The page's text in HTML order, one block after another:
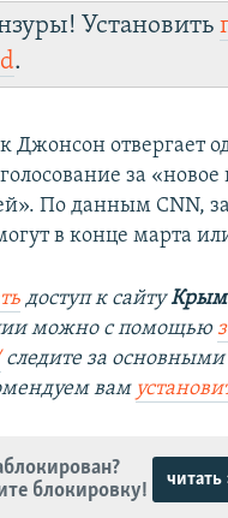
Установить
.
Джонсон отвергает
за
По данным CNN,
в конце марта
доступ к сайту
можно с помощью
следите за
вам
блокировку!
читать